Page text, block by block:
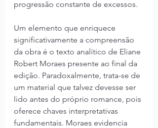
progressão constante de excessos.
Um elemento que enriquece
significativamente a compreensão
da obra é o texto analítico de Eliane
Robert Moraes presente ao final da
edição. Paradoxalmente, trata-se de
um material que talvez devesse ser
lido antes do próprio romance, pois
oferece chaves interpretativas
fundamentais. Moraes evidencia